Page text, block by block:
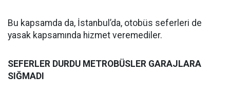
Bu kapsamda da, İstanbul’da, otobüs seferleri de
yasak kapsamında hizmet veremediler.
SEFERLER DURDU METROBÜSLER GARAJLARA
SIĞMADI